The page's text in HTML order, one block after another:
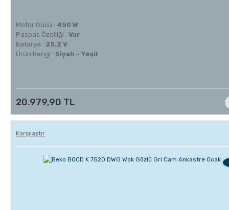
Motor Gücü : 450 W
Paspas Özelliği : Var
Batarya : 25.2 V
Ürün Rengi : Siyah - Yeşil
20.979,90 TL
Karşılaştır